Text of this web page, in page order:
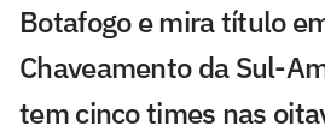
Botafogo e mira título
Chaveamento da Sul-
tem cinco times nas